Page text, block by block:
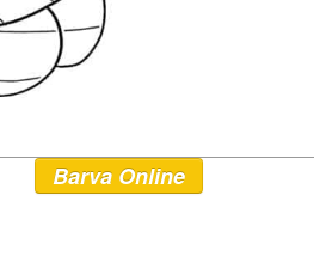
Barva Online